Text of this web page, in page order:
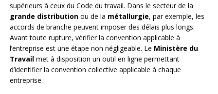
supérieurs à ceux du Code du travail. Dans le secteur de la
grande distribution ou de la métallurgie, par exemple, les
accords de branche peuvent imposer des délais plus longs.
Avant toute rupture, vérifier la convention applicable à
l’entreprise est une étape non négligeable. Le Ministère du
Travail met à disposition un outil en ligne permettant
d’identifier la convention collective applicable à chaque
entreprise.